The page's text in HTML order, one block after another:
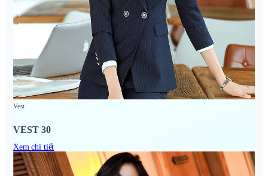
Vest
VEST 30
Xem chi tiết